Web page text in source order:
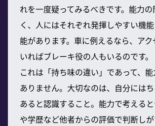
れを一度疑ってみるべきです。能力
く、人にはそれぞれ発揮しやすい機
能があります。車に例えるなら、ア
いればブレーキ役の人もいるのです。
これは「持ち味の違い」であって、
ありません。大切なのは、自分には
あると認識すること。能力で考える
や学歴など他者からの評価で判断し